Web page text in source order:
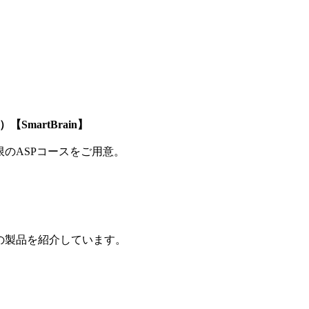
【SmartBrain】
ASPコースをご用意。
品を紹介しています。